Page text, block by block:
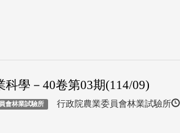
科學－40卷第03期(114/09)
會林業試驗所 行政院農業委員會林業試驗所